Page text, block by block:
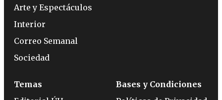
Arte y Espectáculos
Interior
Correo Semanal
Sociedad
Temas
Bases y Condiciones